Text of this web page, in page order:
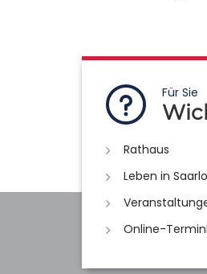
Für Sie
Rathaus
Leben in
Online-